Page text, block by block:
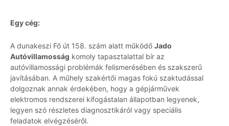
Egy cég:
A dunakeszi Fő út 158. szám alatt működő Jado
Autóvillamosság komoly tapasztalattal bír az
autóvillamossági problémák felismerésében és szakszerű
javításában. A műhely szakértői magas fokú szaktudással
dolgoznak annak érdekében, hogy a gépjárművek
elektromos rendszerei kifogástalan állapotban legyenek,
legyen szó részletes diagnosztikáról vagy speciális
feladatok elvégzéséről.